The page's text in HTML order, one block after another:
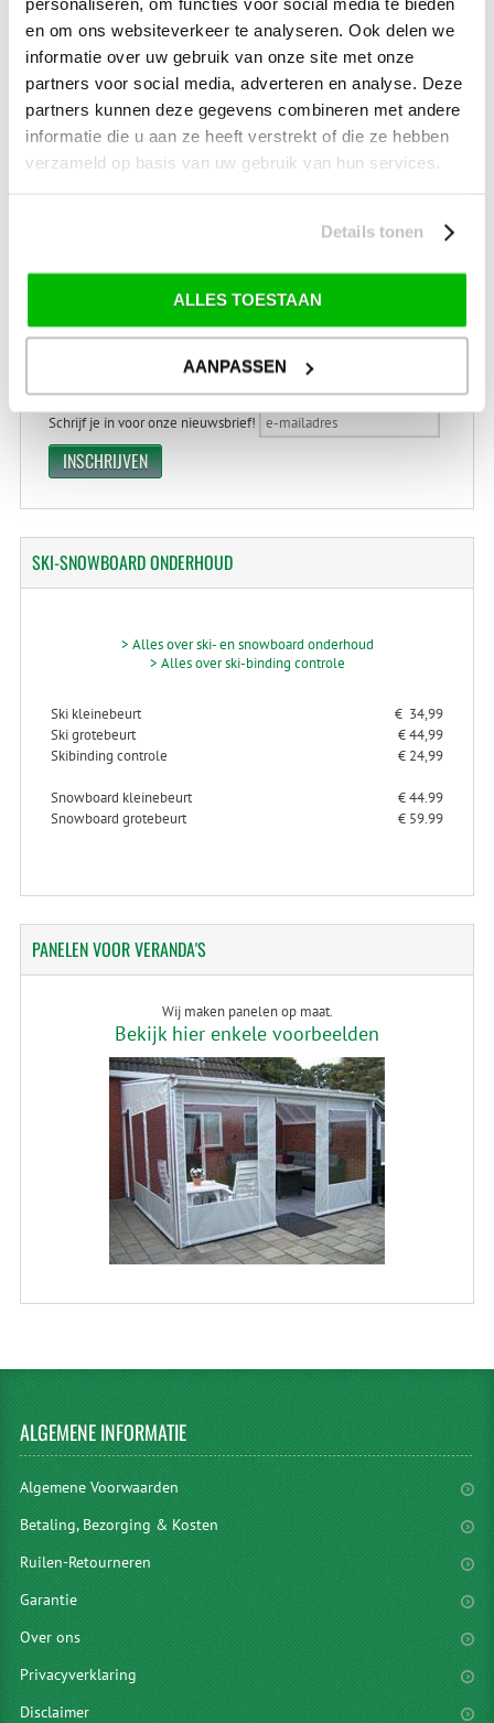
en om ons websiteverkeer te analyseren. Ook delen we
informatie over uw gebruik van onze site met onze
partners voor social media, adverteren en analyse. Deze
partners kunnen deze gegevens combineren met andere
informatie die u aan ze heeft verstrekt of die ze hebben
verzameld op basis van uw gebruik van hun services.
Details tonen
ALLES TOESTAAN
AANPASSEN
VERZENDKOSTEN: € 8,99
GEEN VERZENDKOSTEN BOVEN € 175,-
(bij verzending via Pakketdienst tot 10 kg)*
Levertijd: 2-4 werkdagen
*) Voor grotere pakketverzendingen en bijzondere (buitenland) bestemmingen kunnen
Waar is ons bedrijf gevestigd?
info@tevelde.nl
Schrijf je in voor onze nieuwsbrief!
SKI-SNOWBOARDONDERHOUD
> Alles over ski- en snowboard onderhoud
> Alles over ski-binding controle
Ski kleinebeurt
€ 34,99
Ski grotebeurt
€ 44,99
Skibinding controle
€ 24,99
Snowboard kleinebeurt
€ 44.99
Snowboard grotebeurt
€ 59.99
PANELENVOOR VERANDA'S
Wij maken panelen op maat.
Bekijk hier enkele voorbeelden
ALGEMENEINFORMATIE
Algemene Voorwaarden
Betaling, Bezorging & Kosten
Ruilen-Retourneren
Garantie
Over ons
Privacyverklaring
Disclaimer